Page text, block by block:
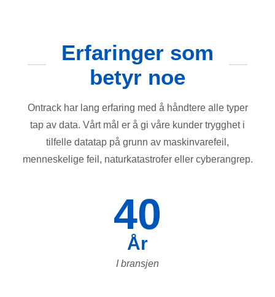
Erfaringer som
betyr noe
Ontrack har lang erfaring med å håndtere alle typer
tap av data. Vårt mål er å gi våre kunder trygghet i
tilfelle datatap på grunn av maskinvarefeil,
menneskelige feil, naturkatastrofer eller cyberangrep.
40
År
I bransjen